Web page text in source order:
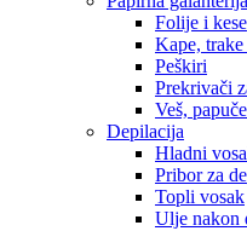
Folije i kese
Kape,
Peškiri
Prekrivači
Veš,
Depilacija
Hladni
Pribor za
Topli vosak
Ulje nakon